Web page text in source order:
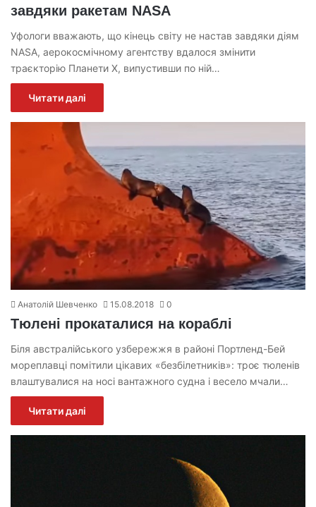
завдяки ракетам NASA
Уфологи вважають, що кінець світу не настав завдяки діям
NASA, аерокосмічному агентству вдалося змінити
траєкторію Планети Х, випустивши по ній…
Читати далі
Анатолій Шевченко 15.08.2018 0
Тюлені прокаталися на кораблі
Біля австралійського узбережжя в районі Портленд-Бей
мореплавці помітили цікавих «безбілетників»: троє тюленів
влаштувалися на носі вантажного судна і весело мчали…
Читати далі